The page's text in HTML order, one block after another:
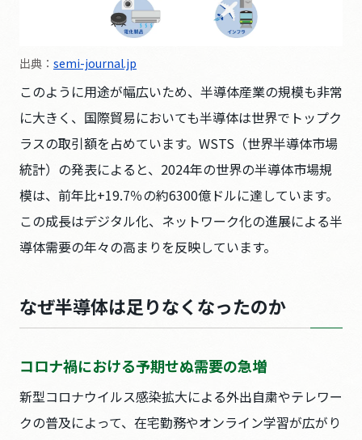
出典： semi-journal.jp
このように用途が幅広いため、半導体産業の規模も非常
に大きく、国際貿易においても半導体は世界でトップク
ラスの取引額を占めています。WSTS（世界半導体市場
統計）の発表によると、2024年の世界の半導体市場規
模は、前年比+19.7％の約6300億ドルに達しています。
この成長はデジタル化、ネットワーク化の進展による半
導体需要の年々の高まりを反映しています。
なぜ半導体は足りなくなったのか
コロナ禍における予期せぬ需要の急増
新型コロナウイルス感染拡大による外出自粛やテレワー
クの普及によって、在宅勤務やオンライン学習が広がり